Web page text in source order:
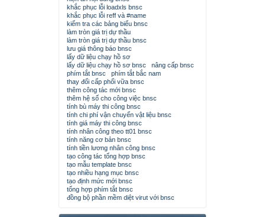
khắc phục lỗi loadxls bnsc
khắc phục lỗi reff và #name
kiểm tra các bảng biểu bnsc
làm tròn giá trị dự thầu
làm tròn giá trị dự thầu bnsc
lưu giá thông báo bnsc
lấy dữ liệu chạy hồ sơ
lấy dữ liệu chạy hồ sơ bnsc
nâng cấp bnsc
phím tắt bnsc
phím tắt bắc nam
thay đổi cấp phối vữa bnsc
thêm công tác mới bnsc
thêm hệ số cho công việc bnsc
tính bù máy thi công bnsc
tính chi phí vận chuyển vật liệu bnsc
tính giá máy thi công bnsc
tính nhân công theo tt01 bnsc
tính năng cơ bản bnsc
tính tiền lương nhân công bnsc
tạo công tác tổng hợp bnsc
tạo mẫu template bnsc
tạo nhiều hạng mục bnsc
tạo định mức mới bnsc
tổng hợp phím tắt bnsc
đồng bộ phần mềm diệt virut với bnsc